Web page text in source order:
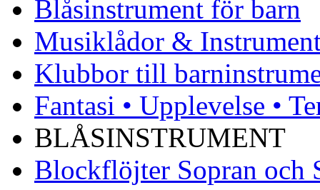
Blåsinstrument för barn
Musiklådor &
Klubbor till
Fantasi • Upplevelse •
BLÅSINSTRUMENT
Blockflöjter Sopran och